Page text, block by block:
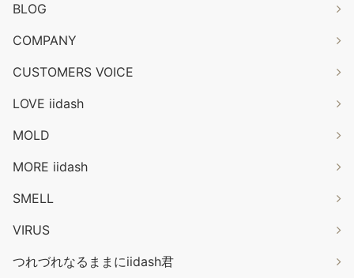
BLOG
COMPANY
CUSTOMERS VOICE
LOVE iidash
MOLD
MORE iidash
SMELL
VIRUS
つれづれなるままにiidash君